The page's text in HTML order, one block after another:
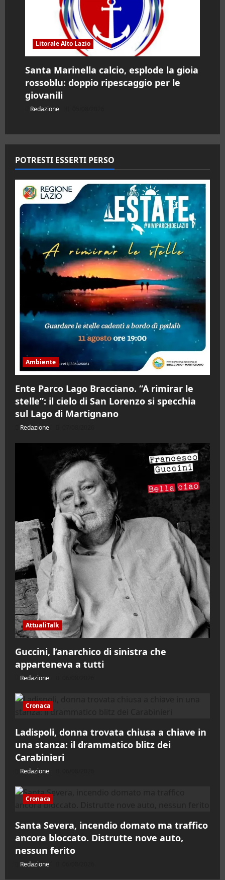
Litorale Alto Lazio
Santa Marinella calcio, esplode la gioia
rossoblu: doppio ripescaggio per le
giovanili
Redazione
POTRESTI ESSERTI PERSO
Ambiente
Ente Parco Lago Bracciano. “A rimirar le
stelle”: il cielo di San Lorenzo si specchia
sul Lago di Martignano
Redazione
AttualiTalk
Guccini, l’anarchico di sinistra che
apparteneva a tutti
Redazione
Cronaca
Ladispoli, donna trovata chiusa a chiave in
una stanza: il drammatico blitz dei
Carabinieri
Redazione
Cronaca
Santa Severa, incendio domato ma traffico
ancora bloccato. Distrutte nove auto,
nessun ferito
Redazione